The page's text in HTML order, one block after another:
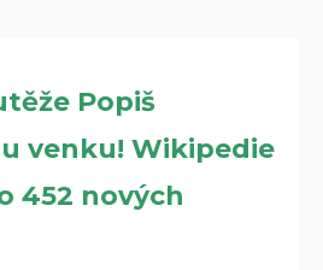
Popiš
venku! Wikipedie
452 nových